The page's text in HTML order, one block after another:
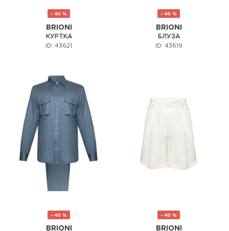
- 40 %
BRIONI
КУРТКА
ID: 43621
- 40 %
BRIONI
БЛУЗА
ID: 43619
- 40 %
BRIONI
- 40 %
BRIONI